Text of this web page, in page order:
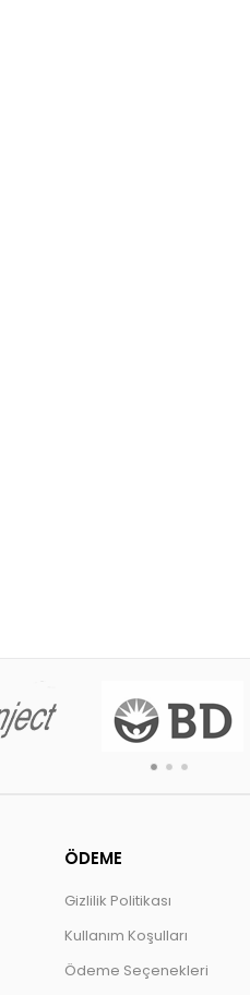
ÖDEME
Gizlilik Politikası
Kullanım Koşulları
Ödeme Seçenekleri